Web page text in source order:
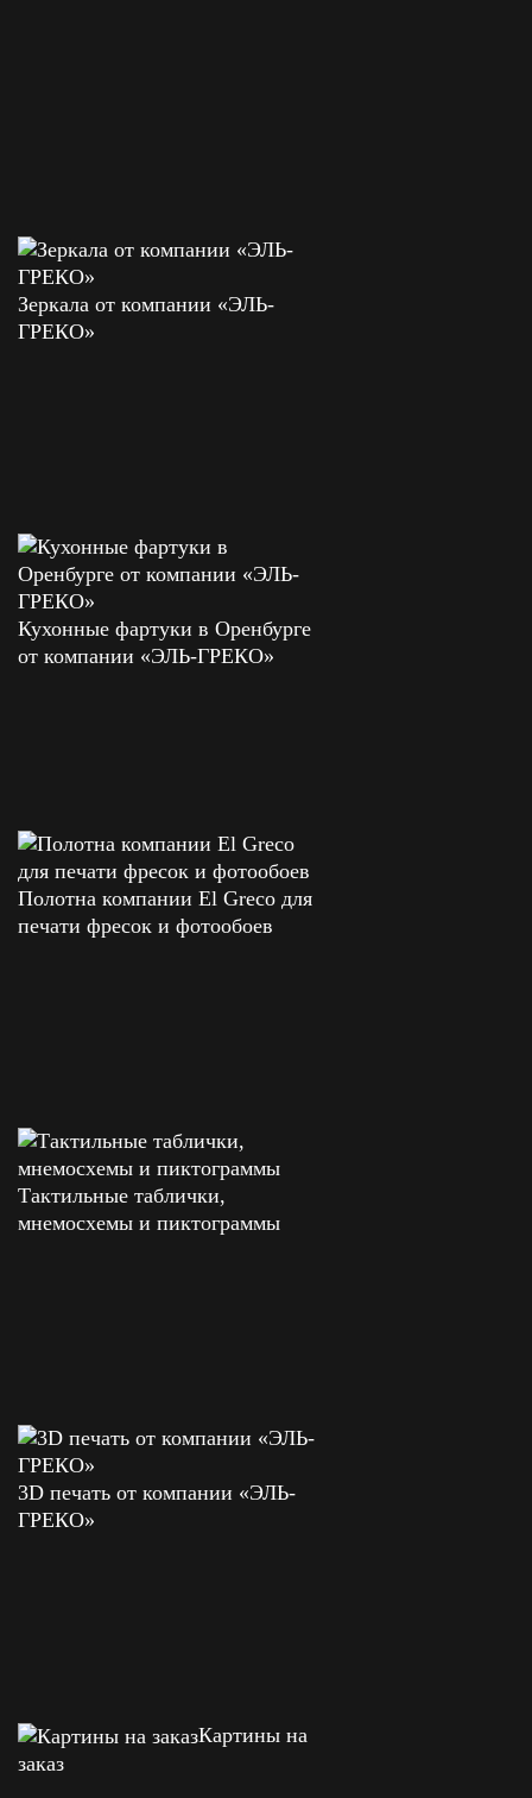
Зеркала от компании «ЭЛЬ-
ГРЕКО»
Кухонные фартуки в Оренбурге
от компании «ЭЛЬ-ГРЕКО»
Полотна компании El Greco для
печати фресок и фотообоев
Тактильные таблички,
мнемосхемы и пиктограммы
3D печать от компании «ЭЛЬ-
ГРЕКО»
Картины на
заказ